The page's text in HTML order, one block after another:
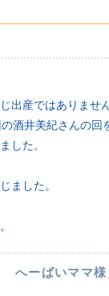
出産ではありませ
酒井美紀さんの回
した。
ました。
へーばいママ様